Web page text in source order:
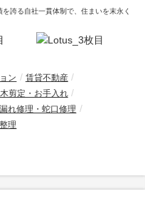
誇る自社一貫体制で、住まいを末永く
ン
賃貸不動産
剪定・お手入れ
れ修理・蛇口修理
理